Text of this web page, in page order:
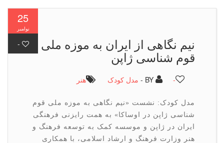
نیم نگاهی از ایران به موزه ملی
قوم شناسی ژاپن
BY - مدل کودک هنر
مدل کودک: نشست «نیم نگاهی به موزه ملی قوم
شناسی ژاپن در اوساکا» به همت رایزنی فرهنگی
ایران در ژاپن و موسسه کمک به توسعه فرهنگ و
هنر وزارت فرهنگ و ارشاد اسلامی، با همکاری